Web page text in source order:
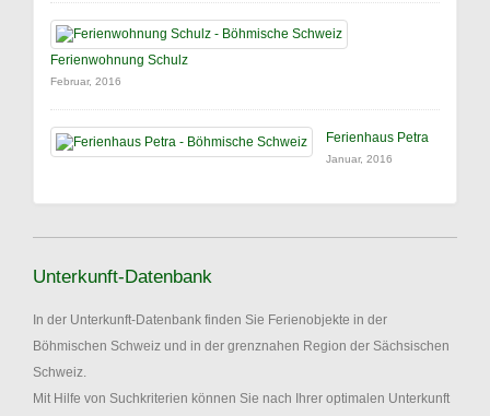
Ferienwohnung Schulz
Februar, 2016
Ferienhaus Petra
Januar, 2016
Unterkunft-Datenbank
In der Unterkunft-Datenbank finden Sie Ferienobjekte in der
Böhmischen Schweiz und in der grenznahen Region der Sächsischen
Schweiz.
Mit Hilfe von Suchkriterien können Sie nach Ihrer optimalen Unterkunft